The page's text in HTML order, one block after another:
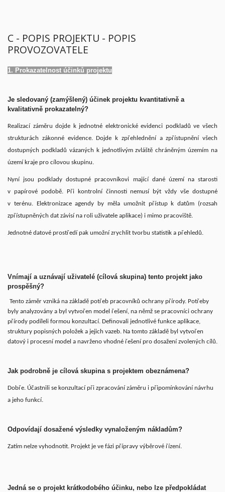
C - POPIS PROJEKTU - POPIS
PROVOZOVATELE
1. Prokazatelnost účinků projektu
Je sledovaný (zamýšlený) účinek projektu kvantitativně a
kvalitativně prokazatelný?
Realizací záměru dojde k jednotné elektronické evidenci podkladů ve všech
strukturách zákonné evidence. Dojde k zpřehlednění a zpřístupnění všech
dostupných podkladů vázaných k jednotlivým zvláště chráněným územím na
území kraje pro cílovou skupinu.
Nyní jsou podklady dostupné pracovníkovi mající dané území na starosti
v papírové podobě. Při kontrolní činnosti nemusí být vždy vše dostupné
v terénu. Elektronizace agendy by měla umožnit přístup k datům (rozsah
zpřístupněných dat závisí na roli uživatele aplikace) i mimo pracoviště.
Jednotné datové prostředí pak umožní zrychlit tvorbu statistik a přehledů.
Vnímají a uznávají uživatelé (cílová skupina) tento projekt jako
prospěšný?
Tento záměr vzniká na základě potřeb pracovníků ochrany přírody. Potřeby
byly analyzovány a byl vytvořen model řešení, na němž se pracovníci ochrany
přírody podíleli formou konzultací. Definovali jednotlivé funkce aplikace,
struktury popisných položek a jejich vazeb. Na tomto základě byl vytvořen
datový i procesní model a navrženo vhodné řešení pro dosažení zvolených cílů.
Jak podrobně je cílová skupina s projektem obeznámena?
Dobře. Účastnili se konzultací při zpracování záměru i připomínkování návrhu
a jeho funkcí.
Odpovídají dosažené výsledky vynaloženým nákladům?
Zatím nelze vyhodnotit. Projekt je ve fázi přípravy výběrové řízení.
Jedná se o projekt krátkodobého účinku, nebo lze předpokládat